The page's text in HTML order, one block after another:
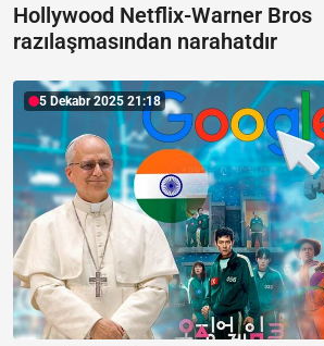
Hollywood Netflix-Warner Bros
razılaşmasından narahatdır
5 Dekabr 2025 21:18